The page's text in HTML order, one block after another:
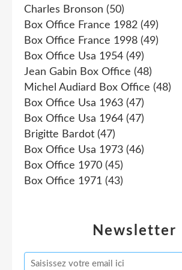
Newsletter
Charles Bronson (50)
Box Office France 1982 (49)
Box Office France 1998 (49)
Box Office Usa 1954 (49)
Jean Gabin Box Office (48)
Michel Audiard Box Office (48)
Box Office Usa 1963 (47)
Box Office Usa 1964 (47)
Brigitte Bardot (47)
Box Office Usa 1973 (46)
Box Office 1970 (45)
Box Office 1971 (43)